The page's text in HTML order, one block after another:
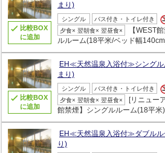
比較BOX
に追加
まり)
シングル バス付き・トイレ付き
夕食× 翌朝食× 翌昼食×
【WEST
ルルーム(18平米/ベッド幅
比較BOX
に追加
EH≪天然温泉入浴付≫シングル
まり)
シングル バス付き・トイレ付き
夕食× 翌朝食× 翌昼食×
[リニュー
館禁煙】シングルルーム(18平米)
EH≪天然温泉入浴付≫ダブルル
り)